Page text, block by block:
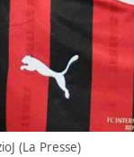
(La Presse)